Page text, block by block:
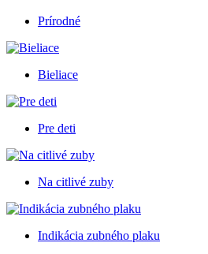
Prírodné
Bieliace
Pre deti
Na citlivé zuby
Indikácia zubného plaku